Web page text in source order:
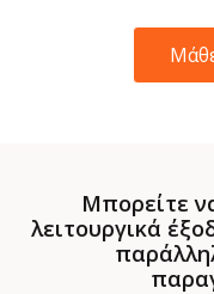
Μπορείτε
λειτουργικά